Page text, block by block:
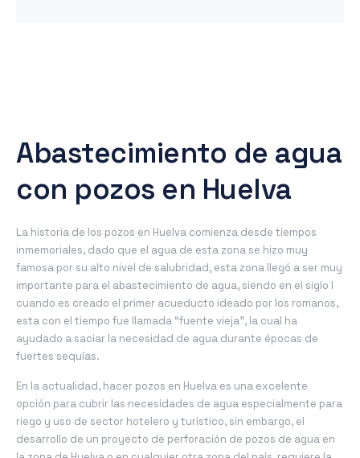
Abastecimiento de agua
con pozos en Huelva
La historia de los pozos en Huelva comienza desde tiempos
inmemoriales, dado que el agua de esta zona se hizo muy
famosa por su alto nivel de salubridad, esta zona llegó a ser muy
importante para el abastecimiento de agua, siendo en el siglo I
cuando es creado el primer acueducto ideado por los romanos,
esta con el tiempo fue llamada “fuente vieja”, la cual ha
ayudado a saciar la necesidad de agua durante épocas de
fuertes sequías.
En la actualidad, hacer pozos en Huelva es una excelente
opción para cubrir las necesidades de agua especialmente para
riego y uso de sector hotelero y turístico, sin embargo, el
desarrollo de un proyecto de perforación de pozos de agua en